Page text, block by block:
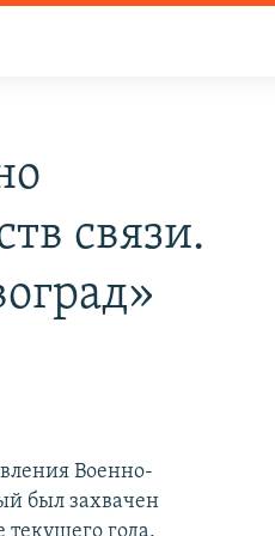
связи.
Военно-
был захвачен